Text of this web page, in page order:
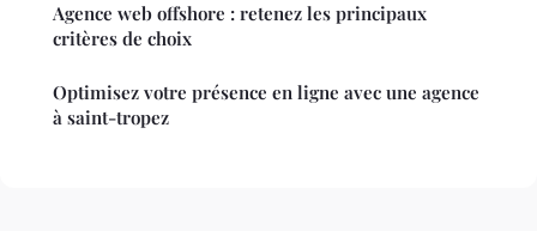
Agence web offshore : retenez les principaux
critères de choix
Optimisez votre présence en ligne avec une agence
à saint-tropez